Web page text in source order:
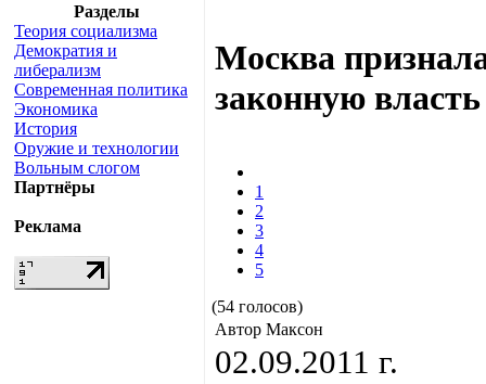
Разделы
Теория социализма
Демократия и
либерализм
Современная политика
Экономика
История
Оружие и технологии
Вольным слогом
Партнёры
Реклама
Москва
законную
1
2
3
4
5
(54 голосов)
Автор Максон
02.09.2011 г.